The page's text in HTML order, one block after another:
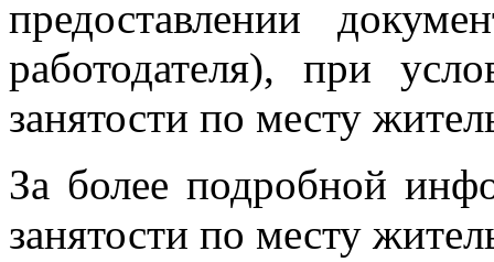
предоставлении
работодателя), при
занятости по месту
За более подробной
занятости по месту